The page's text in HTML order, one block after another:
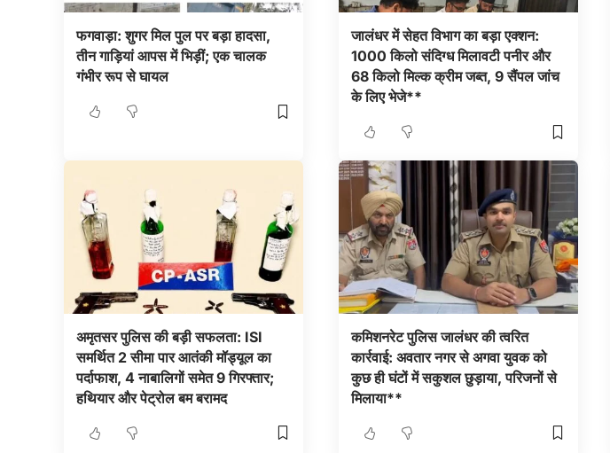
फगवाड़ा: शुगर मिल पुल पर बड़ा हादसा,
तीन गाड़ियां आपस में भिड़ीं; एक चालक
गंभीर रूप से घायल
जालंधर में सेहत विभाग का बड़ा एक्शन:
1000 किलो संदिग्ध मिलावटी पनीर और
68 किलो मिल्क क्रीम जब्त, 9 सैंपल जांच
के लिए भेजे**
अमृतसर पुलिस की बड़ी सफलता: ISI
समर्थित 2 सीमा पार आतंकी मॉड्यूल का
पर्दाफाश, 4 नाबालिगों समेत 9 गिरफ्तार;
हथियार और पेट्रोल बम बरामद
कमिशनरेट पुलिस जालंधर की त्वरित
कार्रवाई: अवतार नगर से अगवा युवक को
कुछ ही घंटों में सकुशल छुड़ाया, परिजनों से
मिलाया**